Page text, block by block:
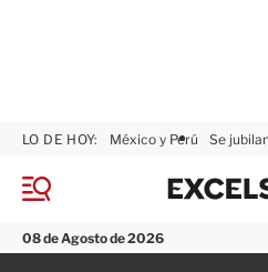
M
n
ú
08 de Agosto de 2026
LO DE HOY: México y Perú Se